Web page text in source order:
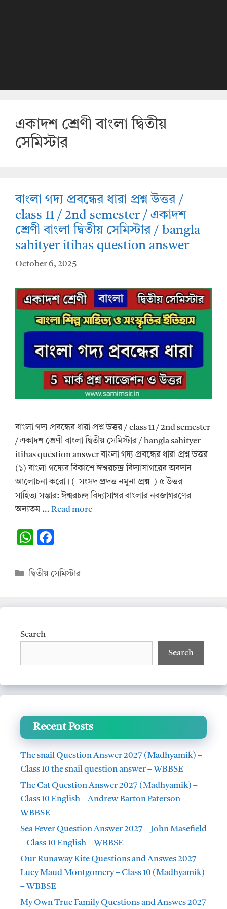
একাদশ শ্রেণী বাংলা দ্বিতীয়
সেমিস্টার
বাংলা গদ্য প্রবন্ধের ধারা প্রশ্ন উত্তর /
class 11 / 2nd semester / একাদশ
শ্রেণী বাংলা দ্বিতীয় সেমিস্টার / bangla
sahityer itihas question answer
October 6, 2025
বাংলা গদ্য প্রবন্ধের ধারা প্রশ্ন উত্তর / class 11 / 2nd semester
/ একাদশ শ্রেণী বাংলা দ্বিতীয় সেমিস্টার / bangla sahityer
itihas question answer বাংলা গদ্য প্রবন্ধের ধারা প্রশ্ন উত্তর
(১) বাংলা গদ্যের বিকাশে ঈশ্বরচন্দ্র বিদ্যাসাগরের অবদান
আলোচনা করো। ( সংসদ প্রদত্ত নমুনা প্রশ্ন ) ৫ উত্তর –
সাহিত্য সম্ভার: ঈশ্বরচন্দ্র বিদ্যাসাগর বাংলার নবজাগরণের
অন্যতম … Read more
W
at
A
p
e
o
Categories
দ্বিতীয় সেমিস্টার
Search
Search
Recent Posts
The snail Question Answer 2027 (Madhyamik) –
Class 10 the snail question answer – WBBSE
The Cat Question Answer 2027 (Madhyamik) –
Class 10 English – Andrew Barton Paterson –
WBBSE
Sea Fever Question Answer 2027 – John Masefield
– Class 10 English – WBBSE
Our Runaway Kite Questions and Answes 2027 –
Lucy Maud Montgomery – Class 10 (Madhyamik)
– WBBSE
My Own True Family Questions and Answes 2027